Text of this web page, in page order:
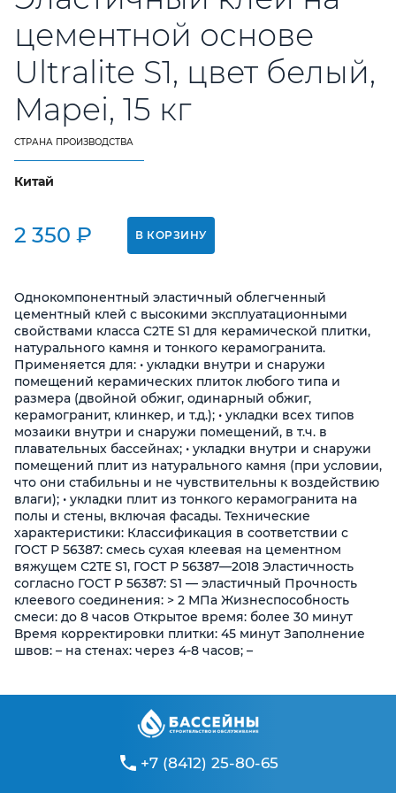
цементной основе
Ultralite S1, цвет белый,
Mapei, 15 кг
СТРАНА ПРОИЗВОДСТВА
Китай
2 350 ₽ В КОРЗИНУ
Однокомпонентный эластичный облегченный
цементный клей с высокими эксплуатационными
свойствами класса C2TE S1 для керамической плитки,
натурального камня и тонкого керамогранита.
Применяется для: • укладки внутри и снаружи
помещений керамических плиток любого типа и
размера (двойной обжиг, одинарный обжиг,
керамогранит, клинкер, и т.д.); • укладки всех типов
мозаики внутри и снаружи помещений, в т.ч. в
плавательных бассейнах; • укладки внутри и снаружи
помещений плит из натурального камня (при условии,
что они стабильны и не чувствительны к воздействию
влаги); • укладки плит из тонкого керамогранита на
полы и стены, включая фасады. Технические
характеристики: Классификация в соответствии с
ГОСТ Р 56387: смесь сухая клеевая на цементном
вяжущем С2TE S1, ГОСТ Р 56387―2018 Эластичность
согласно ГОСТ P 56387: S1 ― эластичный Прочность
клеевого соединения: > 2 МПа Жизнеспособность
смеси: до 8 часов Открытое время: более 30 минут
Время корректировки плитки: 45 минут Заполнение
швов: – на стенах: через 4-8 часов; –
+7 (8412) 25-80-65
+7 (8412) 25-80-65